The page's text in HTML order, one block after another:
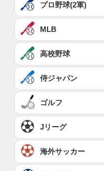
プロ野球(2軍)
MLB
高校野球
侍ジャパン
ゴルフ
Jリーグ
海外サッカー